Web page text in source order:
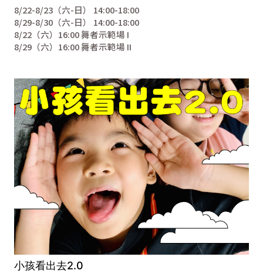
8/22-8/23（六-日） 14:00-18:00
8/29-8/30（六-日） 14:00-18:00
8/22（六）16:00 舞者示範場 I
8/29（六）16:00 舞者示範場 II
小孩看出去2.0